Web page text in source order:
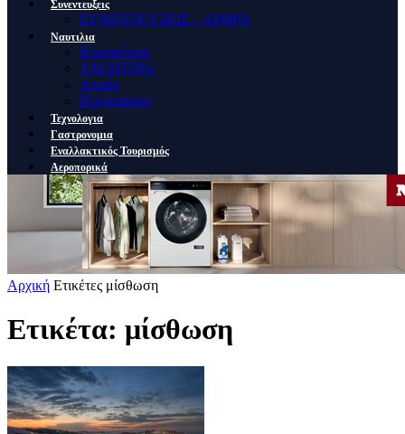
Συνεντευξεις
ΣΥΝΕΝΤΕΥΞΕΙΣ – ΑΡΘΡΑ
Ναυτιλια
Κρουαζιερα
YACHTING
Λιμανι
Ποντοπορος
Τεχνολογια
Γαστρονομια
Εναλλακτικός Τουρισμός
Αεροπορικά
Αρχική Ετικέτες μίσθωση
Ετικέτα: μίσθωση